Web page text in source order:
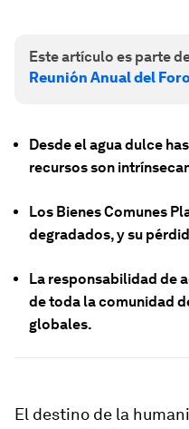
Este artículo es parte
Reunión Anual del
Desde el agua dulce
recursos son
Los Bienes Comunes
degradados, y su
La responsabilidad de
de toda la comunidad
globales.
El destino de la